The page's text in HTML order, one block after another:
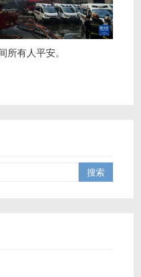
所有人平安。